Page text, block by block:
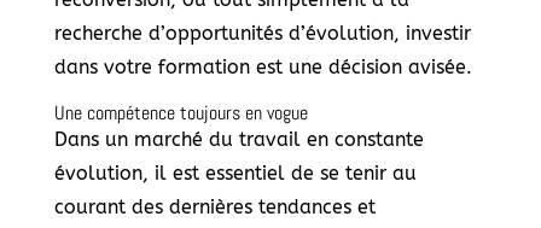
recherche d’opportunités d’évolution, investir
dans votre formation est une décision avisée.
Une compétence toujours en vogue
Dans un marché du travail en constante
évolution, il est essentiel de se tenir au
courant des dernières tendances et